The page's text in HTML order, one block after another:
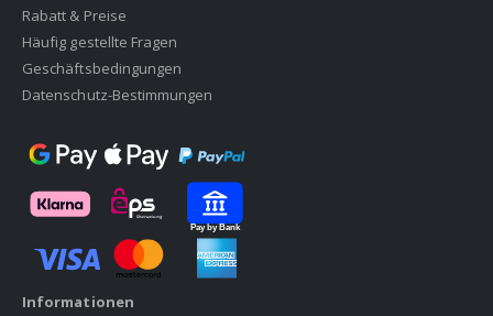
Rabatt & Preise
Häufig gestellte Fragen
Geschäftsbedingungen
Datenschutz-Bestimmungen
Informationen